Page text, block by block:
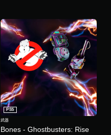
Bones - Ghostbusters: Rise
PS5
武器